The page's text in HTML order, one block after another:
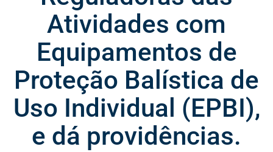
Atividades com
Equipamentos de
Proteção Balística de
Uso Individual (EPBI),
e dá providências.